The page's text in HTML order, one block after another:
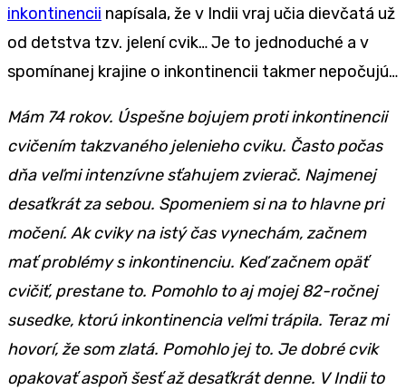
inkontinencii napísala, že v Indii vraj učia dievčatá už
od detstva tzv. jelení cvik… Je to jednoduché a v
spomínanej krajine o inkontinencii takmer nepočujú…
Mám 74 rokov. Úspešne bojujem proti inkontinencii
cvičením takzvaného jelenieho cviku. Často počas
dňa veľmi intenzívne sťahujem zvierač. Najmenej
desaťkrát za sebou. Spomeniem si na to hlavne pri
močení. Ak cviky na istý čas vynechám, začnem
mať problémy s inkontinenciu. Keď začnem opäť
cvičiť, prestane to. Pomohlo to aj mojej 82-ročnej
susedke, ktorú inkontinencia veľmi trápila. Teraz mi
hovorí, že som zlatá. Pomohlo jej to. Je dobré cvik
opakovať aspoň šesť až desaťkrát denne. V Indii to